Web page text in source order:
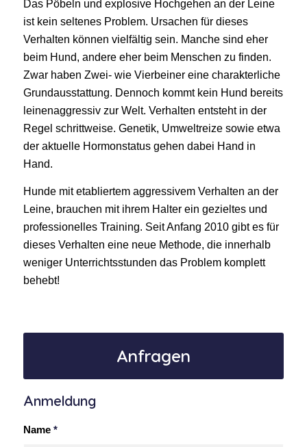
Das Pöbeln und explosive Hochgehen an der Leine
ist kein seltenes Problem. Ursachen für dieses
Verhalten können vielfältig sein. Manche sind eher
beim Hund, andere eher beim Menschen zu finden.
Zwar haben Zwei- wie Vierbeiner eine charakterliche
Grundausstattung. Dennoch kommt kein Hund bereits
leinenaggressiv zur Welt. Verhalten entsteht in der
Regel schrittweise. Genetik, Umweltreize sowie etwa
der aktuelle Hormonstatus gehen dabei Hand in
Hand.
Hunde mit etabliertem aggressivem Verhalten an der
Leine, brauchen mit ihrem Halter ein gezieltes und
professionelles Training. Seit Anfang 2010 gibt es für
dieses Verhalten eine neue Methode, die innerhalb
weniger Unterrichtsstunden das Problem komplett
behebt!
Anfragen
Anmeldung
Name *